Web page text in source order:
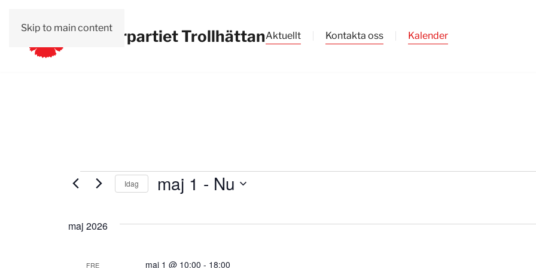
Skip to main contentVänsterpartiet TrollhättanAktuellt Kontakta oss Kalender
Evenemang
Idag maj 1 - Nu
maj 2026
FRE maj 1 @ 10:00 - 18:00